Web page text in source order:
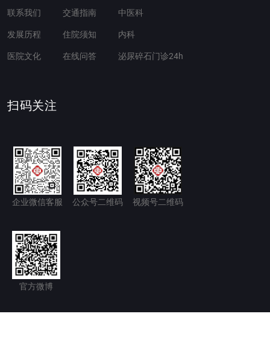
联系我们
发展历程
医院文化
交通指南
住院须知
在线问答
中医科
内科
泌尿碎石门诊24h
扫码关注
企业微信客服 公众号二维码 视频号二维码
官方微博